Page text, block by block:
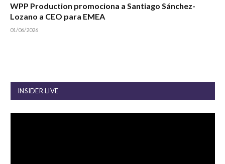
WPP Production promociona a Santiago Sánchez-
Lozano a CEO para EMEA
01/06/2026
INSIDER LIVE